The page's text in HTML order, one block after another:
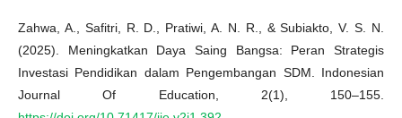
Zahwa, A., Safitri, R. D., Pratiwi, A. N. R., & Subiakto, V. S. N.
(2025). Meningkatkan Daya Saing Bangsa: Peran Strategis
Investasi Pendidikan dalam Pengembangan SDM. Indonesian
Journal Of Education, 2(1), 150–155.